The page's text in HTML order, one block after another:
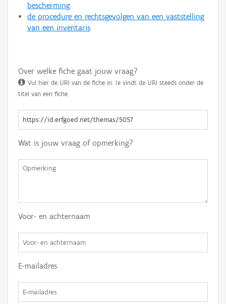
bescherming
de procedure en rechtsgevolgen van een vaststelling
van een inventaris
Over welke fiche gaat jouw vraag?
Vul hier de URI van de fiche in. Je vindt de URI steeds onder de
titel van een fiche.
Wat is jouw vraag of opmerking?
Voor- en achternaam
E-mailadres